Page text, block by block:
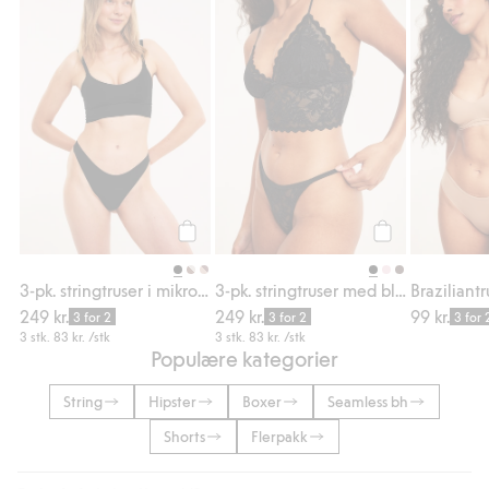
Legg til
3-pk. stringtruser i mikrofiber
249 kr. 3 for 2
3 stk. 83 kr. /stk
3-pk. stringtruser i mikrofiber, Legg til i
3-pk. stringtruser med blonder
249 kr. 3 for 2
3 stk.83 kr. /stk
3-pk.
99 kr. 3 for
Populære kategorier
String Hipster Boxer
Seamless bh
Shorts
Flerpakk